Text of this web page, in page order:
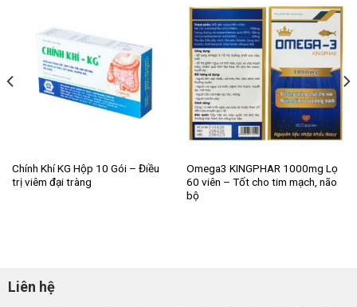
Chính Khí KG Hộp 10 Gói – Điều
trị viêm đại tràng
Omega3 KINGPHAR 1000mg Lọ
60 viên – Tốt cho tim mạch, não
bộ
Liên hệ